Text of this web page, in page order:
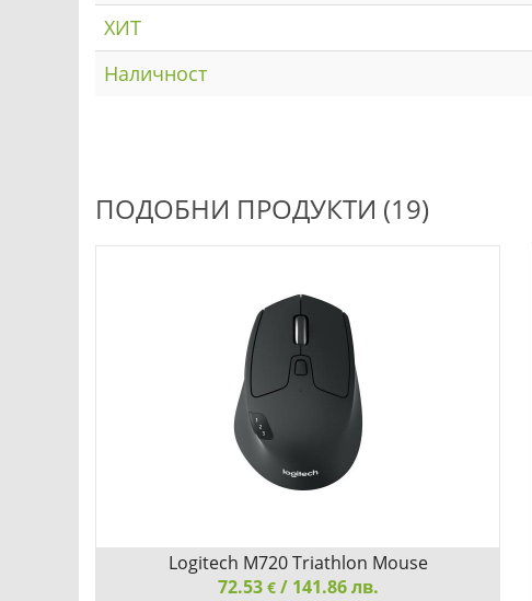
ХИТ
Наличност
ПОДОБНИ ПРОДУКТИ (19)
Logitech M720 Triathlon Mouse
72.53 €/ 141.86 лв.